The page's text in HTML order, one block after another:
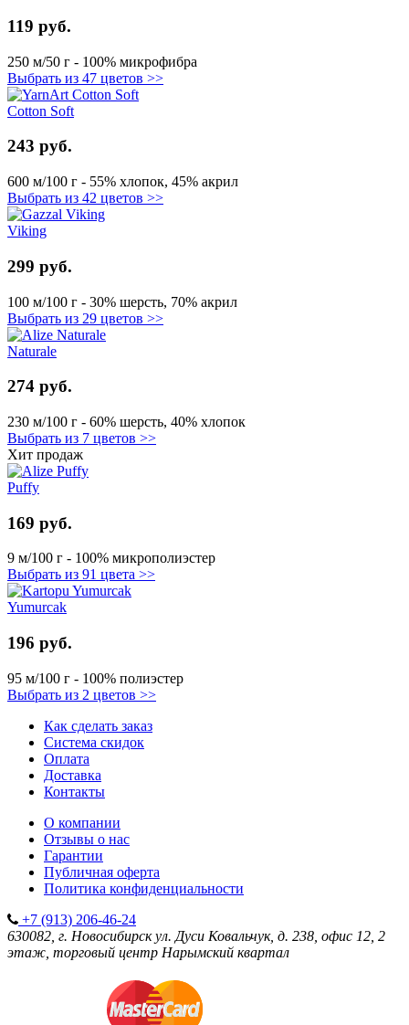
119 руб.
250 м/50 г - 100% микрофибра
Выбрать из 47 цветов >>
Cotton Soft
243 руб.
600 м/100 г - 55% хлопок, 45% акрил
Выбрать из 42 цветов >>
Viking
299 руб.
100 м/100 г - 30% шерсть, 70% акрил
Выбрать из 29 цветов >>
Naturale
274 руб.
230 м/100 г - 60% шерсть, 40% хлопок
Выбрать из 7 цветов >>
Хит продаж
Puffy
169 руб.
9 м/100 г - 100% микрополиэстер
Выбрать из 91 цвета >>
Yumurcak
196 руб.
95 м/100 г - 100% полиэстер
Выбрать из 2 цветов >>
Как сделать заказ
Система скидок
Оплата
Доставка
Контакты
О компании
Отзывы о нас
Гарантии
Публичная оферта
Политика конфиденциальности
+7 (913) 206-46-24
630082, г. Новосибирск ул. Дуси Ковальчук, д. 238, офис 12, 2
этаж, торговый центр Нарымский квартал